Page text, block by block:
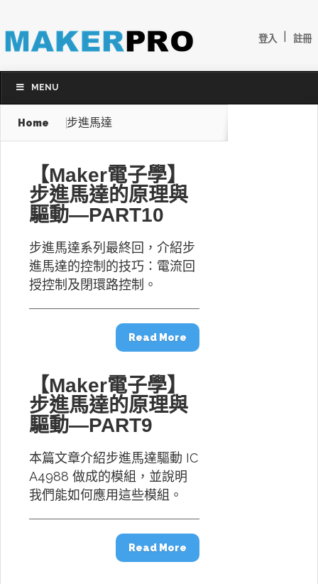
登入 註冊
MENU
Home 步進馬達
【Maker電子學】
步進馬達的原理與
驅動—PART10
步進馬達系列最終回，介紹步
進馬達的控制的技巧：電流回
授控制及閉環路控制。
Read More
【Maker電子學】
步進馬達的原理與
驅動—PART9
本篇文章介紹步進馬達驅動 IC
A4988 做成的模組，並說明
我們能如何應用這些模組。
Read More